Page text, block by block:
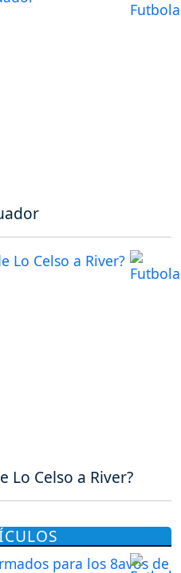
Lo Celso a River?